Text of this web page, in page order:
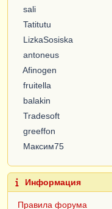
sali
Tatitutu
LizkaSosiska
antoneus
Afinogen
fruitella
balakin
Tradesoft
greeffon
Максим75
Информация
Правила форума